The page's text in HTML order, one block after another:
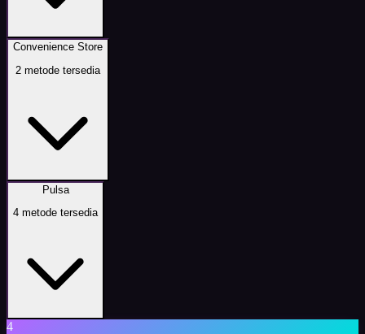
Convenience Store
2 metode tersedia
Pulsa
4 metode tersedia
4